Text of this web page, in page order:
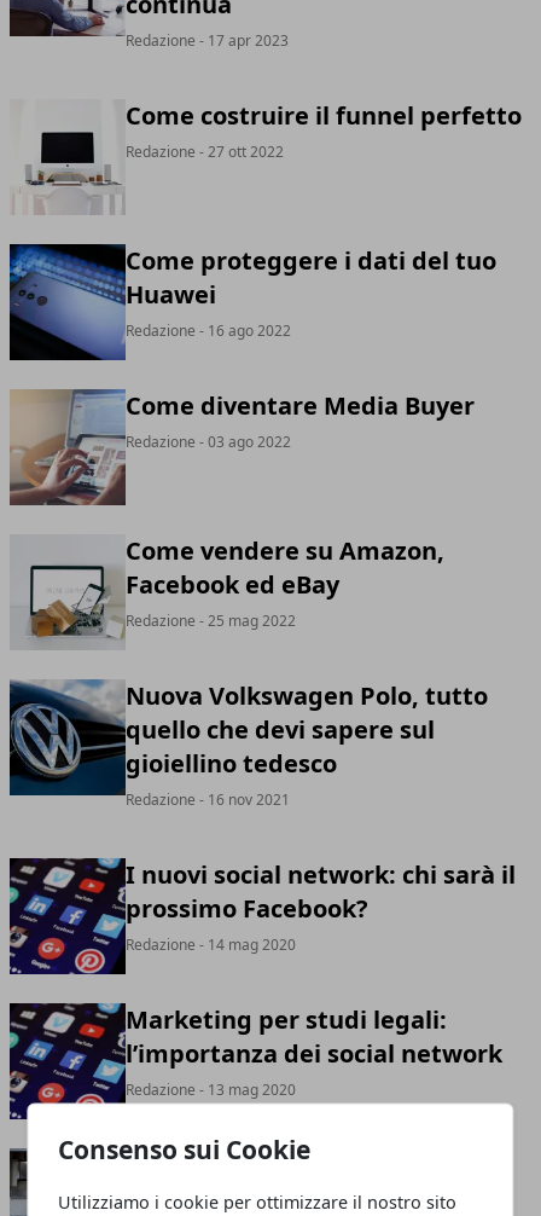
Consenso sui Cookie
Utilizziamo i cookie per ottimizzare il nostro sito
Redazione - 17 apr 2023
Come costruire il funnel perfetto
Redazione - 27 ott 2022
Come proteggere i dati del tuo
Huawei
Redazione - 16 ago 2022
Come diventare Media Buyer
Redazione - 03 ago 2022
Come vendere su Amazon,
Facebook ed eBay
Redazione - 25 mag 2022
Nuova Volkswagen Polo, tutto
quello che devi sapere sul
gioiellino tedesco
Redazione - 16 nov 2021
I nuovi social network: chi sarà il
prossimo Facebook?
Redazione - 14 mag 2020
Marketing per studi legali:
l’importanza dei social network
Redazione - 13 mag 2020
Macchine laser: cosa sono e i
vantaggi